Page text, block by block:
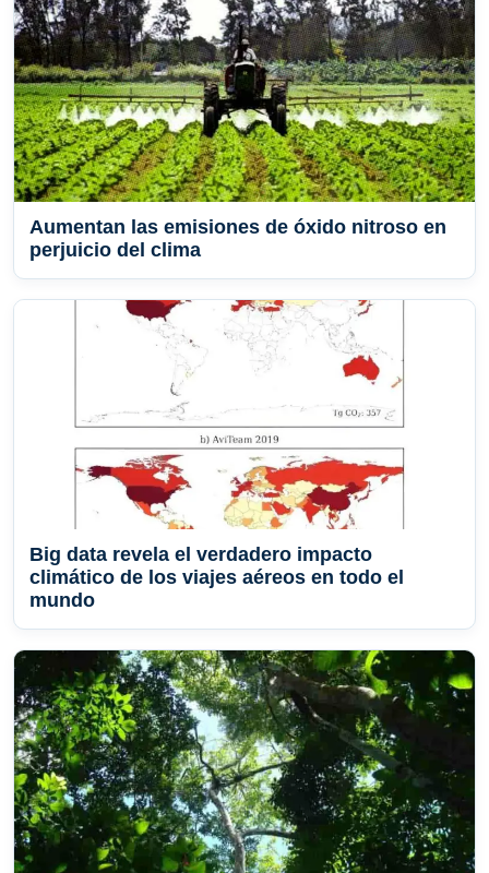
Aumentan las emisiones de óxido nitroso en
perjuicio del clima
Big data revela el verdadero impacto
climático de los viajes aéreos en todo el
mundo